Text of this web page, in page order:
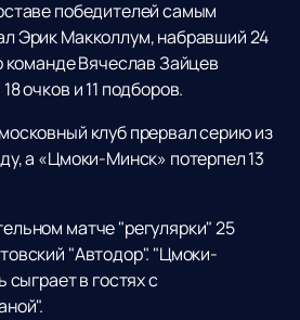
победителей самым
Эрик Макколлум, набравший 24
команде Вячеслав Зайцев
очков и 11 подборов.
клуб прервал серию из
а «Цмоки-Минск» потерпел 13
матче "регулярки" 25
"Автодор". "Цмоки-
в гостях с